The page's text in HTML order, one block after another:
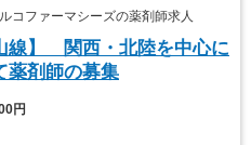
ファーマシーズの薬剤師求人
線】 関西・北陸を中心に
薬剤師の募集
円